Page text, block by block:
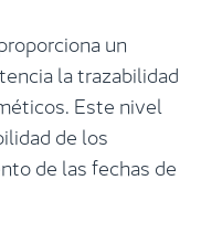
un
la trazabilidad
Este nivel
de los
de las fechas de